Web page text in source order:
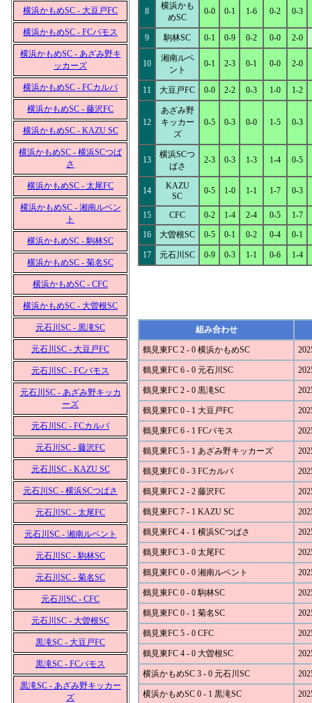
横浜かもめSC - 大豆戸FC
横浜かもめSC - FCバモス
横浜かもめSC - あざみ野キ
ッカーズ
横浜かもめSC - FCカルパ
横浜かもめSC - 藤沢FC
横浜かもめSC - KAZU SC
横浜かもめSC - 横浜SCつば
さ
横浜かもめSC - 太尾FC
横浜かもめSC - 湘南ルベン
ト
横浜かもめSC - 駒林SC
横浜かもめSC - 菊名SC
横浜かもめSC - CFC
横浜かもめSC - 大曽根SC
元石川SC - 黒滝SC
元石川SC - 大豆戸FC
元石川SC - FCバモス
元石川SC - あざみ野キッカ
ーズ
元石川SC - FCカルパ
元石川SC - 藤沢FC
元石川SC - KAZU SC
元石川SC - 横浜SCつばさ
元石川SC - 太尾FC
元石川SC - 湘南ルベント
元石川SC - 駒林SC
元石川SC - 菊名SC
元石川SC - CFC
元石川SC - 大曽根SC
黒滝SC - 大豆戸FC
黒滝SC - FCバモス
黒滝SC - あざみ野キッカー
ズ
8
横浜かも
めSC
0-0 0-1 1-6 0-2 0-3
9 駒林SC 0-1 0-9 0-2 0-0 2-0
10
湘南ルベ
ント
0-1 2-3 0-1 0-0 2-0
11 大豆戸FC 0-0 2-2 0-3 1-0 1-2
12
あざみ野
キッカー
ズ
0-5 0-3 0-0 1-5 0-3
13
横浜SCつ
ばさ
2-3 0-3 1-3 1-4 0-5
14
KAZU
SC
0-5 1-0 1-1 1-7 0-3
15 CFC 0-2 1-4 2-4 0-5 1-7
16
大曽根SC 0-5 0-1 0-2 0-4 0-1
17 元石川SC 0-9 0-3 1-1 0-6 1-4
組み合わせ
鶴見東FC 2 - 0 横浜かもめSC
鶴見東FC 6 - 0 元石川SC
鶴見東FC 2 - 0 黒滝SC
鶴見東FC 0 - 1 大豆戸FC
鶴見東FC 6 - 1 FCバモス
鶴見東FC 5 - 1 あざみ野キッカーズ
鶴見東FC 0 - 3 FCカルパ
鶴見東FC 2 - 2 藤沢FC
鶴見東FC 7 - 1 KAZU SC
鶴見東FC 4 - 1 横浜SCつばさ
鶴見東FC 3 - 0 太尾FC
鶴見東FC 0 - 0 湘南ルベント
鶴見東FC 0 - 0 駒林SC
鶴見東FC 0 - 1 菊名SC
鶴見東FC 5 - 0 CFC
鶴見東FC 4 - 0 大曽根SC
横浜かもめSC 3 - 0 元石川SC
横浜かもめSC 0 - 1 黒滝SC